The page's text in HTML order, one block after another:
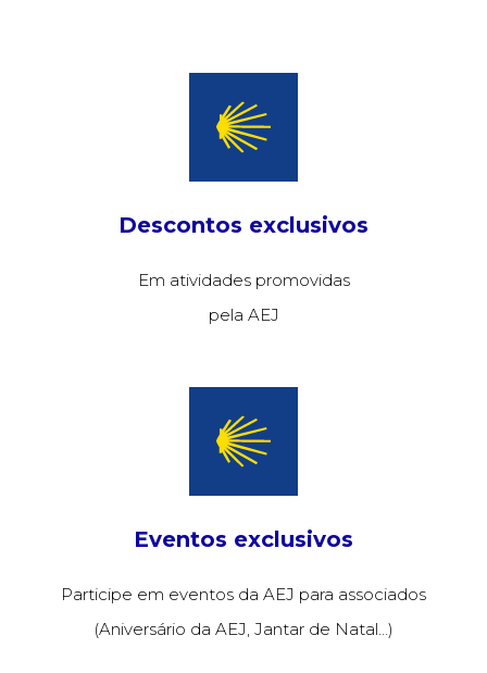
Descontos exclusivos
Em atividades promovidas
pela AEJ
Eventos exclusivos
Participe em eventos da AEJ para associados
(Aniversário da AEJ, Jantar de Natal…)